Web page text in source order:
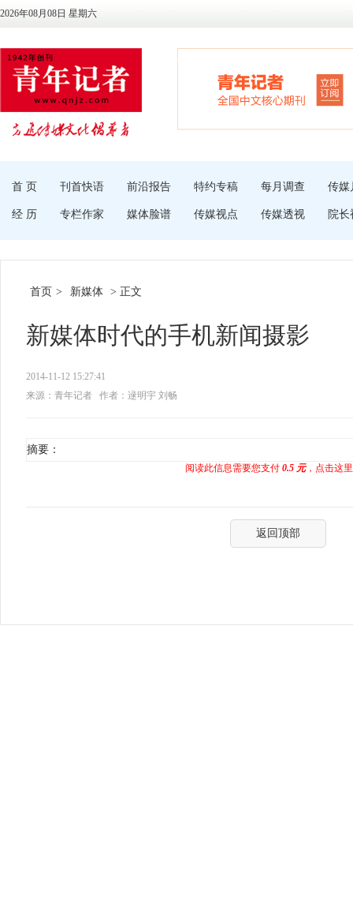
2026年08月08日 星期六
首 页 刊首快语 前沿报告 特约专稿 每月调查 传媒
经 历 专栏作家 媒体脸谱 传媒视点 传媒透视 院长
首页 > 新媒体 > 正文
新媒体时代的手机新闻摄影
2014-11-12 15:27:41
来源：青年记者
作者：逯明宇 刘畅
摘要：
阅读此信息需要您支付 0.5 元，点击这
返回顶部